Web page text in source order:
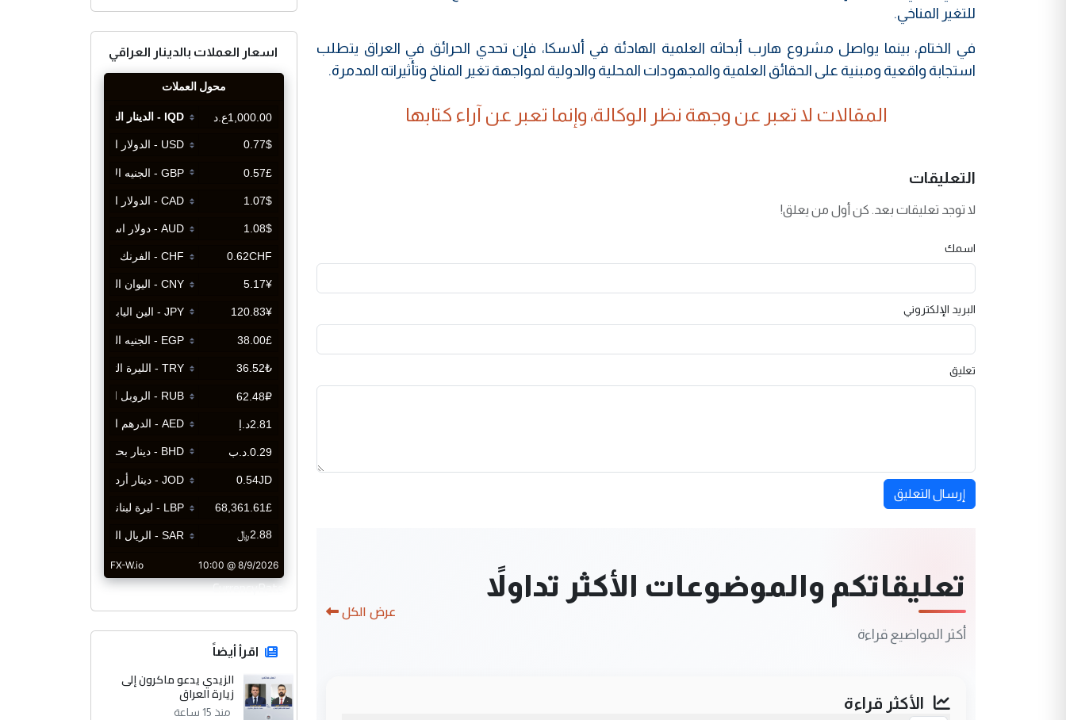
للتغير المناخي.
في الختام، بينما يواصل مشروع هارب أبحاثه العلمية الهادئة في ألاسكا، فإن تحدي الحرائق في العراق يتطلب
استجابة واقعية ومبنية على الحقائق العلمية والمجهودات المحلية والدولية لمواجهة تغير المناخ وتأثيراته المدمرة.
المقالات لا تعبر عن وجهة نظر الوكالة، وإنما تعبر عن آراء كتابها
التعليقات
لا توجد تعليقات بعد. كن أول من يعلق!
اسمك
البريد الإلكتروني
تعليق
إرسال التعليق
تعليقاتكم والموضوعات الأكثر تداولاً
أكثر المواضيع قراءة
عرض الكل
الأكثر قراءة
اسعار العملات بالدينار العراقي
CurrencyRate
اقرأ أيضاً
الزيدي يدعو ماكرون إلى
زيارة العراق
منذ 15 ساعة